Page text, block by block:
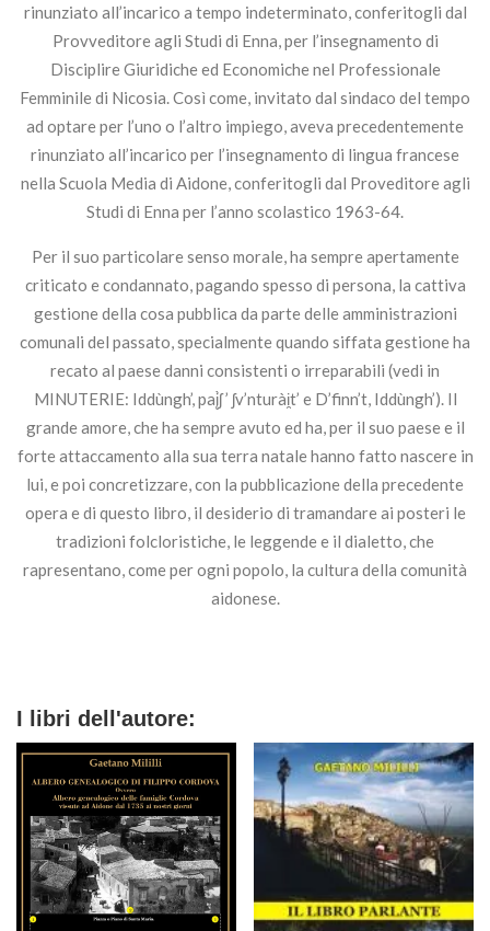
rinunziato all’incarico a tempo indeterminato, conferitogli dal
Provveditore agli Studi di Enna, per l’insegnamento di
Disciplire Giuridiche ed Economiche nel Professionale
Femminile di Nicosia. Così come, invitato dal sindaco del tempo
ad optare per l’uno o l’altro impiego, aveva precedentemente
rinunziato all’incarico per l’insegnamento di lingua francese
nella Scuola Media di Aidone, conferitogli dal Proveditore agli
Studi di Enna per l’anno scolastico 1963-64.
Per il suo particolare senso morale, ha sempre apertamente
criticato e condannato, pagando spesso di persona, la cattiva
gestione della cosa pubblica da parte delle amministrazioni
comunali del passato, specialmente quando siffata gestione ha
recato al paese danni consistenti o irreparabili (vedi in
MINUTERIE: Iddùngh’, paį̀ʃ ’ ʃv’nturài̯t’ e D’finn’t, Iddùngh’). Il
grande amore, che ha sempre avuto ed ha, per il suo paese e il
forte attaccamento alla sua terra natale hanno fatto nascere in
lui, e poi concretizzare, con la pubblicazione della precedente
opera e di questo libro, il desiderio di tramandare ai posteri le
tradizioni folcloristiche, le leggende e il dialetto, che
rapresentano, come per ogni popolo, la cultura della comunità
aidonese.
I libri dell'autore: